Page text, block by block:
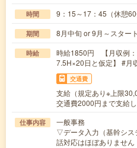
時間 9：15～17：45（休憩60
期間 8月中旬 or 9月～スター
時給
時給1850円 【月収例
7.5H×20日と仮定】 #月
交通費
支給（規定あり※上限
交通費2000円まで支給し
仕事内容
一般事務
▽データ入力（基幹シ
話対応はほぼありません